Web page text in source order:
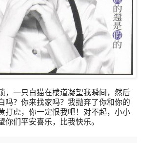
，一只白猫在楼道凝望我瞬间，然后
吗？你来找家吗？我抛弃了你和你的
打虎，你一定恨我吧！对不起，小小
你们平安喜乐，比我快乐。